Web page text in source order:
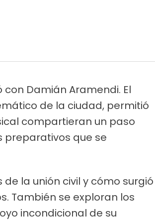
con Damián Aramendi. El
de la ciudad, permitió
compartieran un paso
preparativos que se
la unión civil y cómo surgió
También se exploran los
incondicional de su